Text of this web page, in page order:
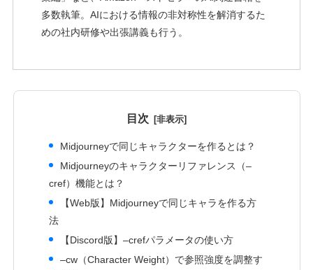
多数執筆。AIにおける情報の非対称性を解消するた
めの社内研修や出張講義も行う。
目次
Midjourneyで同じキャラクターを作るとは？
Midjourneyのキャラクターリファレンス（–
cref）機能とは？
【Web版】Midjourneyで同じキャラを作る方
法
【Discord版】–crefパラメータの使い方
–cw（Character Weight）で参照強度を調整す